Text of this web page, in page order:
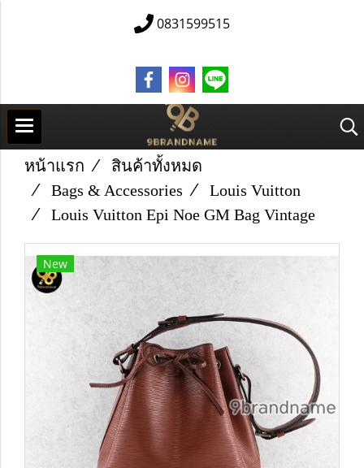
0831599515
หน้าแรก
สินค้าทั้งหมด
Bags & Accessories
Louis Vuitton
Louis Vuitton Epi Noe GM Bag Vintage
New